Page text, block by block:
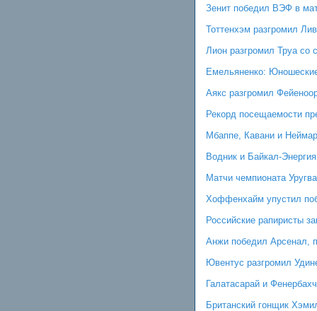
Зенит победил ВЭФ в
Тоттенхэм разгромил
Лион разгромил Труа со
Емельяненко:
Аякс разгромил
Рекорд посещаемости
Мбаппе, Кавани и
Водник и Байкал-
Матчи чемпионата
Хоффенхайм упустил
Российские рапиристы
Анжи победил Арсенал,
Ювентус разгромил
Галатасарай и
Британский гонщик